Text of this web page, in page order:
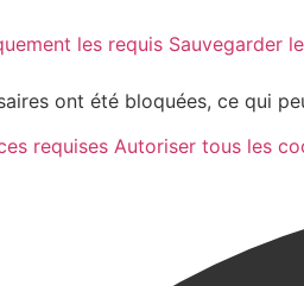
les requis Sauvegarder
ont été bloquées, ce qui
requises Autoriser tous les